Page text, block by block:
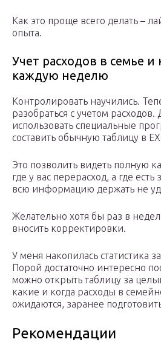
Как это проще всего делать –
опыта.
Учет расходов в семье и
каждую неделю
Контролировать научились.
разобраться с учетом
использовать специальные
составить обычную таблицу в
Это позволить видеть полную
где у вас перерасход, а где есть
всю информацию держать не
Желательно хотя бы раз в
вносить корректировки.
У меня накопилась статистика
Порой достаточно интересно
можно открыть таблицу за
какие и когда расходы в
ожидаются, заранее
Рекомендации